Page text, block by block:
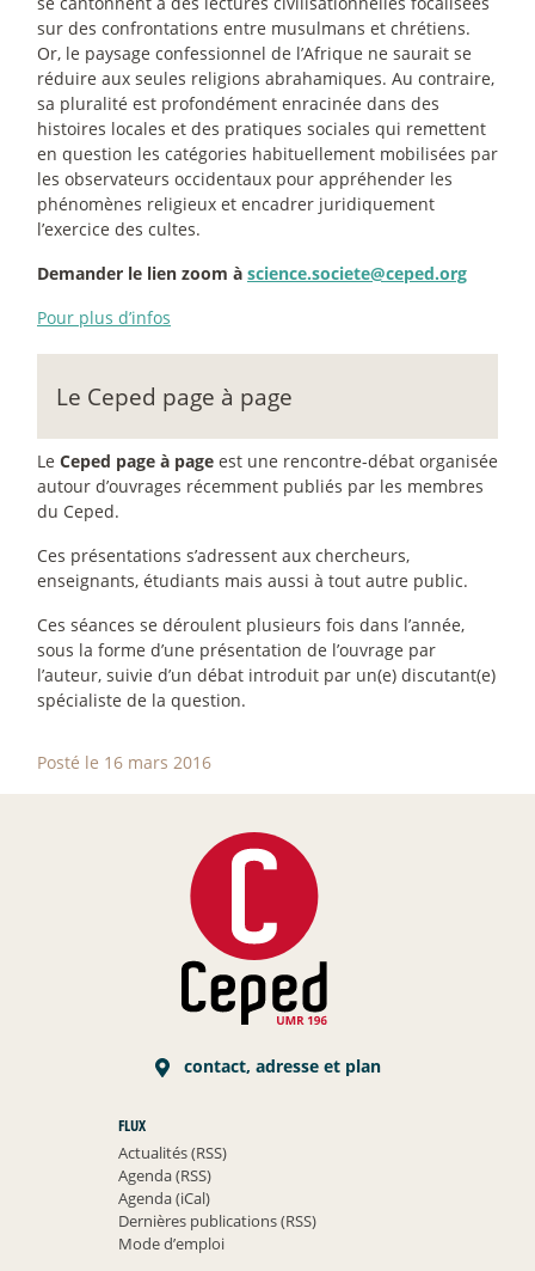
sur des confrontations entre musulmans et chrétiens.
Or, le paysage confessionnel de l’Afrique ne saurait se
réduire aux seules religions abrahamiques. Au contraire,
sa pluralité est profondément enracinée dans des
histoires locales et des pratiques sociales qui remettent
en question les catégories habituellement mobilisées par
les observateurs occidentaux pour appréhender les
phénomènes religieux et encadrer juridiquement
l’exercice des cultes.
Demander le lien zoom à science.societe@ceped.org
Pour plus d’infos
Le Ceped page à page
Le Ceped page à page est une rencontre-débat organisée
autour d’ouvrages récemment publiés par les membres
du Ceped.
Ces présentations s’adressent aux chercheurs,
enseignants, étudiants mais aussi à tout autre public.
Ces séances se déroulent plusieurs fois dans l’année,
sous la forme d’une présentation de l’ouvrage par
l’auteur, suivie d’un débat introduit par un(e) discutant(e)
spécialiste de la question.
Posté le 16 mars 2016
contact, adresse et plan
FLUX
Actualités (RSS)
Agenda (RSS)
Agenda (iCal)
Dernières publications (RSS)
Mode d’emploi